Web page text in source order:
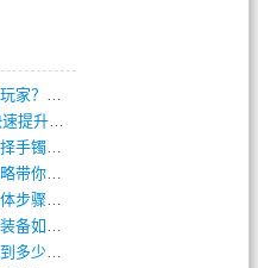
略解析
等级？
装备？
全掌握
何完成？
戴攻略？
练装备？